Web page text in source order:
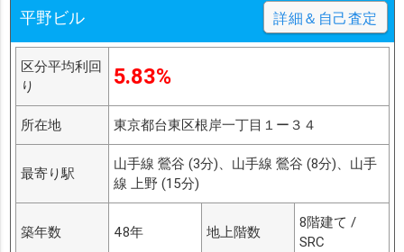
平野ビル 詳細＆自己査定
区分平均利回
り
5.83%
所在地 東京都台東区根岸一丁目１ー３４
最寄り駅
山手線 鶯谷 (3分)、山手線 鶯谷 (8分)、山手
線 上野 (15分)
築年数 48年 地上階数
8階建て /
SRC